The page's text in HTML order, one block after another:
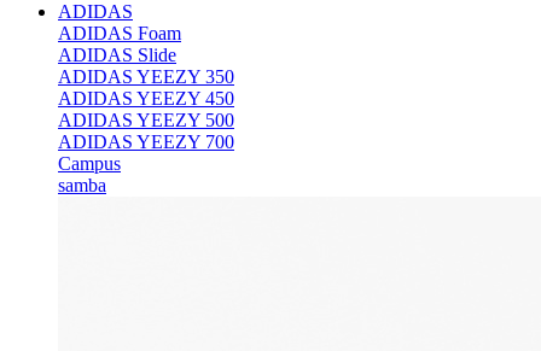
ADIDAS
ADIDAS Foam
ADIDAS Slide
ADIDAS YEEZY 350
ADIDAS YEEZY 450
ADIDAS YEEZY 500
ADIDAS YEEZY 700
Campus
samba